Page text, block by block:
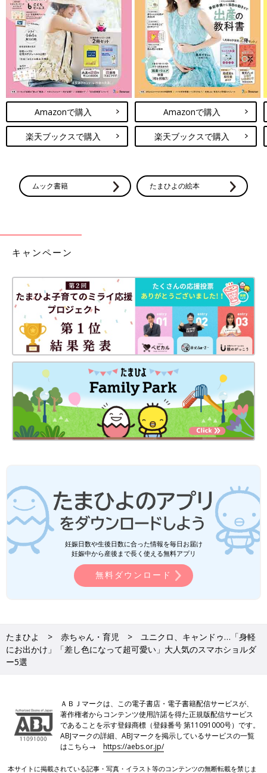
Amazonで購入
楽天ブックスで購入
Amazonで購入
楽天ブックスで購入
ムック書籍 たまひよの絵本
キャンペーン
妊娠日数や生後日数に合った情報を毎日お届け
妊娠中から産後まで長く使える無料アプリ
無料ダウンロード
たまひよ 赤ちゃん・育児
ユニクロ、キャンドゥ…「身軽
にお出かけ」「差し色になって超可愛い」大人気のスマホショルダ
ー5選
ＡＢＪマークは、この電子書店・電子書籍配信サービスが、
著作権者からコンテンツ使用許諾を得た正規版配信サービス
であることを示す登録商標（登録番号 第11091000号）です。
ABJマークの詳細、ABJマークを掲示しているサービスの一覧
はこちら→https://aebs.or.jp/
本サイトに掲載されている記事・写真・イラスト等のコンテンツの無断転載を禁じま